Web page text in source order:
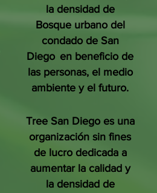
la densidad de
Bosque urbano del
condado de San
Diego en beneficio de
las personas, el medio
ambiente y el futuro.
Tree San Diego es una
organización sin fines
de lucro dedicada a
aumentar la calidad y
la densidad de